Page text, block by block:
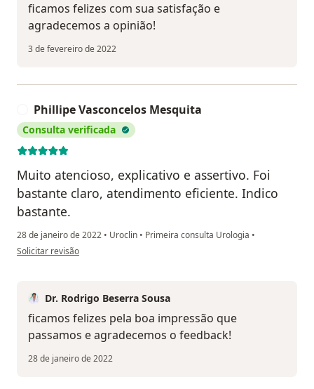
ficamos felizes com sua satisfação e
agradecemos a opinião!
3 de fevereiro de 2022
Phillipe Vasconcelos Mesquita
Consulta verificada
Muito atencioso, explicativo e assertivo. Foi
bastante claro, atendimento eficiente. Indico
bastante.
28 de janeiro de 2022 • Uroclin • Primeira consulta Urologia •
na opinião do utilizador Phillipe Vasconcelos Mesquita
Solicitar revisão
Dr. Rodrigo Beserra Sousa
ficamos felizes pela boa impressão que
passamos e agradecemos o feedback!
28 de janeiro de 2022